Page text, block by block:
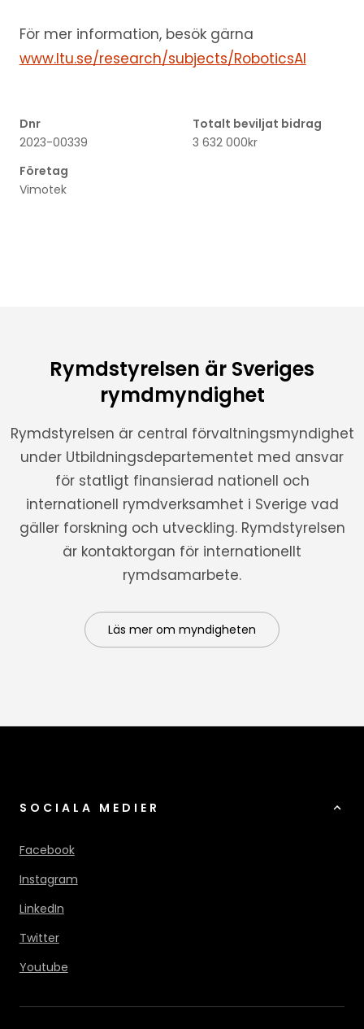
För mer information, besök gärna
www.ltu.se/research/subjects/RoboticsAI
Dnr
2023-00339
Företag
Vimotek
Totalt beviljat bidrag
3 632 000kr
Rymdstyrelsen är Sveriges
rymdmyndighet
Rymdstyrelsen är central förvaltningsmyndighet
under Utbildningsdepartementet med ansvar
för statligt finansierad nationell och
internationell rymdverksamhet i Sverige vad
gäller forskning och utveckling. Rymdstyrelsen
är kontaktorgan för internationellt
rymdsamarbete.
Läs mer om myndigheten
SOCIALA MEDIER
Facebook
Instagram
LinkedIn
Twitter
Youtube